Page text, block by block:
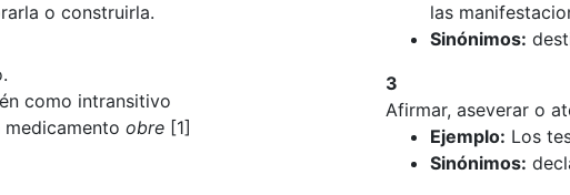
o construirla.
como intransitivo
obre [1]
las
Sinónimos:
3
Afirmar, aseverar o
Ejemplo: Los
Sinónimos: